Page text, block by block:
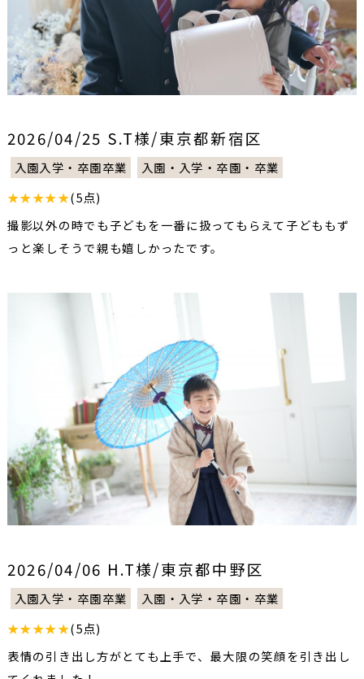
2026/04/25 S.T様/東京都新宿区
入園入学・卒園卒業
入園・入学・卒園・卒業
★★★★★(5点)
撮影以外の時でも子どもを一番に扱ってもらえて子どももず
っと楽しそうで親も嬉しかったです。
2026/04/06 H.T様/東京都中野区
入園入学・卒園卒業
入園・入学・卒園・卒業
★★★★★(5点)
表情の引き出し方がとても上手で、最大限の笑顔を引き出し